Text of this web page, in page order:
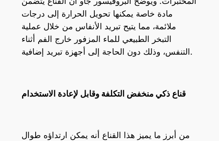
مادة خاصة يمكنها تحويل الحرارة إلى درجات
ملائمة، مما يتيح تبريد الأنفاس من خلال عملية
التبخر الطبيعي للماء المزفور خارج الفم أثناء
التنفس، وذلك دون الحاجة إلى أجهزة تبريد إضافية.
قناع ذكي منخفض التكلفة وقابل لإعادة الاستخدام
من أبرز ما يميز هذا القناع أنه يمكن ارتداؤه طوال